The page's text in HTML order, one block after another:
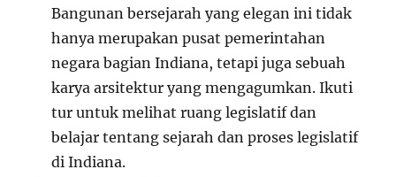
Bangunan bersejarah yang elegan ini tidak
hanya merupakan pusat pemerintahan
negara bagian Indiana, tetapi juga sebuah
karya arsitektur yang mengagumkan. Ikuti
tur untuk melihat ruang legislatif dan
belajar tentang sejarah dan proses legislatif
di Indiana.